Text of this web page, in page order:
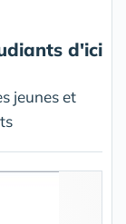
d'ici
jeunes et